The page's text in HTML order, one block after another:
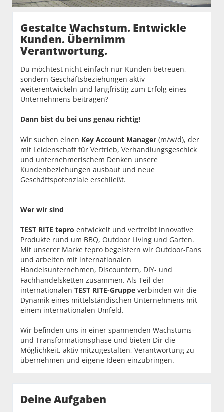
Gestalte Wachstum. Entwickle
Kunden. Übernimm
Verantwortung.
Du möchtest nicht einfach nur Kunden betreuen,
sondern Geschäftsbeziehungen aktiv
weiterentwickeln und langfristig zum Erfolg eines
Unternehmens beitragen?
Dann bist du bei uns genau richtig!
Wir suchen einen Key Account Manager (m/w/d), der
mit Leidenschaft für Vertrieb, Verhandlungsgeschick
und unternehmerischem Denken unsere
Kundenbeziehungen ausbaut und neue
Geschäftspotenziale erschließt.
Wer wir sind
TEST RITE tepro entwickelt und vertreibt innovative
Produkte rund um BBQ, Outdoor Living und Garten.
Mit unserer Marke tepro begeistern wir Outdoor-Fans
und arbeiten mit internationalen
Handelsunternehmen, Discountern, DIY- und
Fachhandelsketten zusammen. Als Teil der
internationalen TEST RITE-Gruppe verbinden wir die
Dynamik eines mittelständischen Unternehmens mit
einem internationalen Umfeld.
Wir befinden uns in einer spannenden Wachstums-
und Transformationsphase und bieten Dir die
Möglichkeit, aktiv mitzugestalten, Verantwortung zu
übernehmen und eigene Ideen einzubringen.
Deine Aufgaben